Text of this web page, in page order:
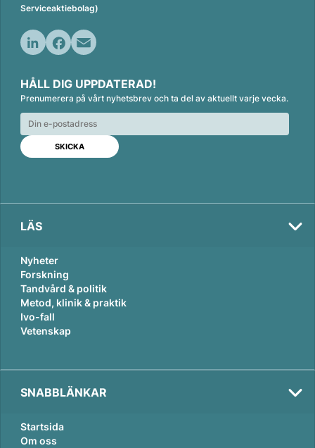
Serviceaktiebolag)
n
k
e
d
n
c
e
b
o
o
k
a
i
l
HÅLL DIG UPPDATERAD!
Prenumerera på vårt nyhetsbrev och ta del av aktuellt varje vecka.
LÄS
Nyheter
Forskning
Tandvård & politik
Metod, klinik & praktik
Ivo-fall
Vetenskap
SNABBLÄNKAR
Startsida
Om oss